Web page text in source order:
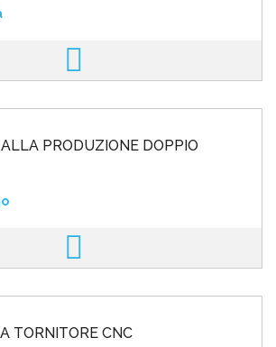
PRODUZIONE DOPPIO
TORNITORE CNC